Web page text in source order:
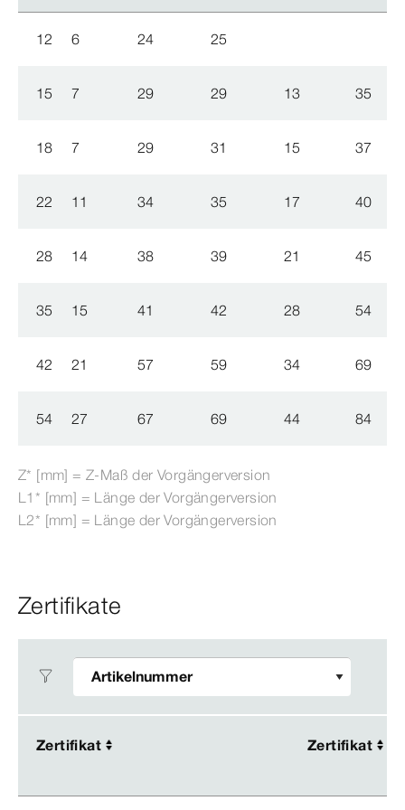
12 6 24 25
15 7 29 29 13 35
18 7 29 31 15 37
22 11 34 35 17 40
28 14 38 39 21 45
35 15 41 42 28 54
42 21 57 59 34 69
54 27 67 69 44 84
Z* [mm] = Z-​Maß der Vorgängerversion
L1* [mm] = Länge der Vorgängerversion
L2* [mm] = Länge der Vorgängerversion
Zertifikate
Zertifikat Zertifikat
Zertifikat Zertifikat